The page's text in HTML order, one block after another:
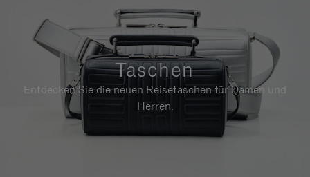
Taschen
Entdecken Sie die neuen Reisetaschen für Damen und
Herren.